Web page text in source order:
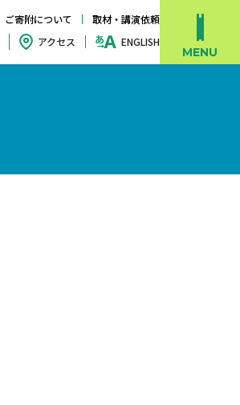
ご寄附について
取材・講演依頼
アクセス ENGLISH